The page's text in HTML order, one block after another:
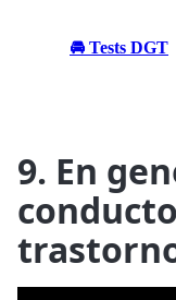
🚘 Tests DGT
9. En